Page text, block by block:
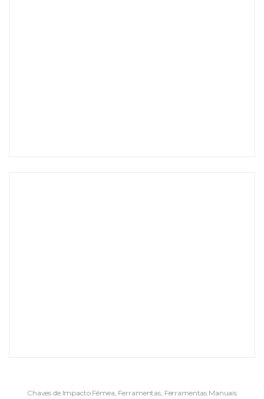
Chaves de Impacto Fêmea Ferramentas, Ferramentas Manuais